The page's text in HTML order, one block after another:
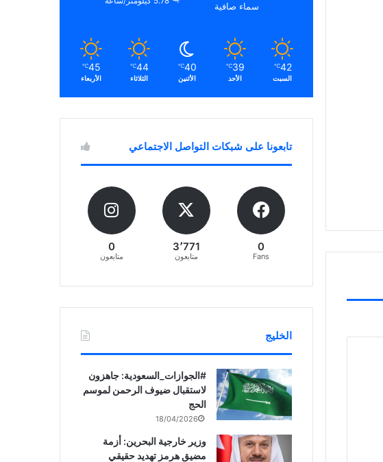
سماء صافية
42
℃
السبت
39
℃
الأحد
40
℃
الأثنين
44
℃
الثلاثاء
45
℃
الأربعاء
تابعونا على شبكات التواصل الاجتماعي
0
Fans
3٬771
متابعون
0
متابعون
الخليج
‏‎#الجوازات_السعودية: جاهزون
لاستقبال ضيوف الرحمن لموسم
الحج
18/04/2026
وزير خارجية البحرين: أزمة
مضيق هرمز تهديد حقيقي